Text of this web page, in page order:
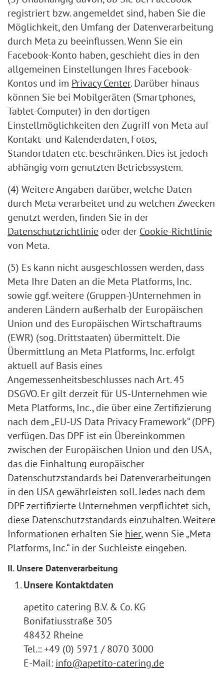
registriert bzw. angemeldet sind, haben Sie die
Möglichkeit, den Umfang der Datenverarbeitung
durch Meta zu beeinflussen. Wenn Sie ein
Facebook-Konto haben, geschieht dies in den
allgemeinen Einstellungen Ihres Facebook-
Kontos und im Privacy Center. Darüber hinaus
können Sie bei Mobilgeräten (Smartphones,
Tablet-Computer) in den dortigen
Einstellmöglichkeiten den Zugriff von Meta auf
Kontakt- und Kalenderdaten, Fotos,
Standortdaten etc. beschränken. Dies ist jedoch
abhängig vom genutzten Betriebssystem.
(4) Weitere Angaben darüber, welche Daten
durch Meta verarbeitet und zu welchen Zwecken
genutzt werden, finden Sie in der
Datenschutzrichtlinie oder der Cookie-Richtlinie
von Meta.
(5) Es kann nicht ausgeschlossen werden, dass
Meta Ihre Daten an die Meta Platforms, Inc.
sowie ggf. weitere (Gruppen-)Unternehmen in
anderen Ländern außerhalb der Europäischen
Union und des Europäischen Wirtschaftraums
(EWR) (sog. Drittstaaten) übermittelt. Die
Übermittlung an Meta Platforms, Inc. erfolgt
aktuell auf Basis eines
Angemessenheitsbeschlusses nach Art. 45
DSGVO. Er gilt derzeit für US-Unternehmen wie
Meta Platforms, Inc., die über eine Zertifizierung
nach dem „EU-US Data Privacy Framework“ (DPF)
verfügen. Das DPF ist ein Übereinkommen
zwischen der Europäischen Union und den USA,
das die Einhaltung europäischer
Datenschutzstandards bei Datenverarbeitungen
in den USA gewährleisten soll. Jedes nach dem
DPF zertifizierte Unternehmen verpflichtet sich,
diese Datenschutzstandards einzuhalten. Weitere
Informationen erhalten Sie hier, wenn Sie „Meta
Platforms, Inc.“ in der Suchleiste eingeben.
II. Unsere Datenverarbeitung
Unsere Kontaktdaten
apetito catering B.V. & Co. KG
Bonifatiusstraße 305
48432 Rheine
Tel.:: +49 (0) 5971 / 8070 3000
E-Mail: info@apetito-catering.de